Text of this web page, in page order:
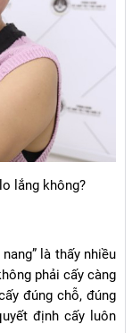
lắng không?
là thấy nhiều
phải cấy càng
đúng chỗ, đúng
định cấy luôn